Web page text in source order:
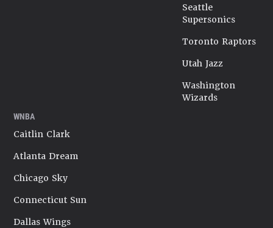
Seattle
Supersonics
Toronto Raptors
Utah Jazz
Washington
Wizards
WNBA
Caitlin Clark
Atlanta Dream
Chicago Sky
Connecticut Sun
Dallas Wings